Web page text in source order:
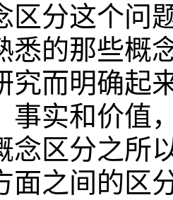
区分这个问
悉的那些概
究而明确起
事实和价值
念区分之所
面之间的区